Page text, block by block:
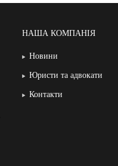
НАША КОМПАНІЯ
Новини
Юристи та адвокати
Контакти